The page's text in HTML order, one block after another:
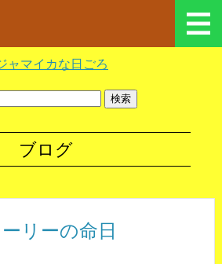
ャマイカな日ごろ
ブログ
リーの命日